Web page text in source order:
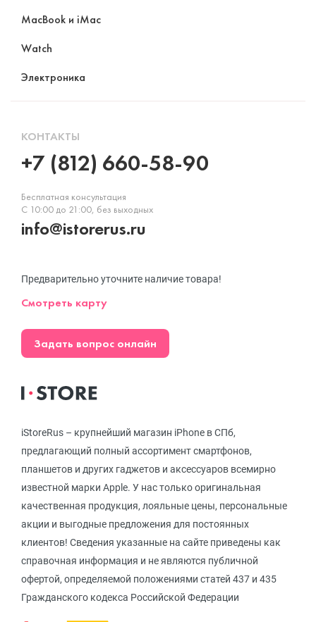
iStoreRus – крупнейший магазин iPhone в СПб,
предлагающий полный ассортимент смартфонов,
планшетов и других гаджетов и аксессуаров всемирно
известной марки Apple. У нас только оригинальная
качественная продукция, лояльные цены, персональные
акции и выгодные предложения для постоянных
клиентов! Сведения указанные на сайте приведены как
справочная информация и не являются публичной
офертой, определяемой положениями статей 437 и 435
Гражданского кодекса Российской Федерации
MacBook и iMac
Watch
Электроника
КОНТАКТЫ
+7 (812) 660-58-90
Бесплатная консультация
С 10:00 до 21:00, без выходных
info@istorerus.ru
Предварительно уточните наличие товара!
Смотреть карту
Задать вопрос онлайн